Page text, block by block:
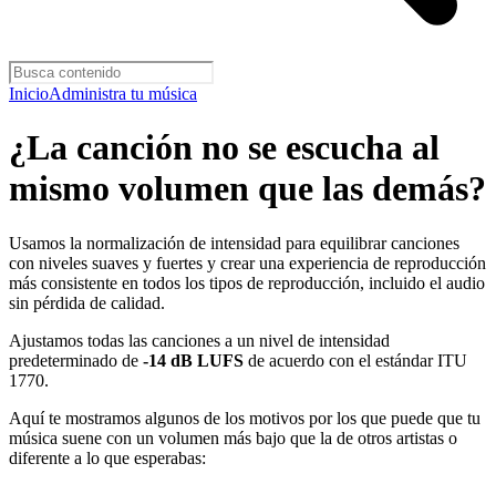
InicioAdministra tu música
¿La canción no se escucha al
mismo volumen que las demás?
Usamos la normalización de intensidad para equilibrar canciones
con niveles suaves y fuertes y crear una experiencia de reproducción
más consistente en todos los tipos de reproducción, incluido el audio
sin pérdida de calidad.
Ajustamos todas las canciones a un nivel de intensidad
predeterminado de -14 dB LUFS de acuerdo con el estándar ITU
1770.
Aquí te mostramos algunos de los motivos por los que puede que tu
música suene con un volumen más bajo que la de otros artistas o
diferente a lo que esperabas: